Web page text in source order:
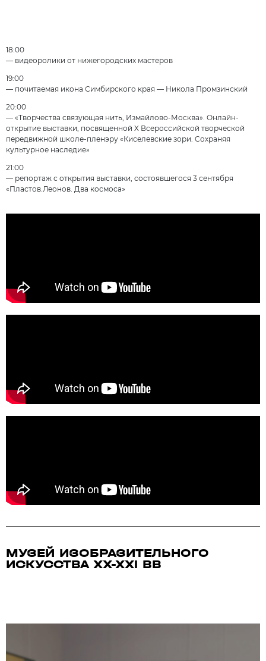
18:00
— видеоролики от нижегородских мастеров
19:00
— почитаемая икона Симбирского края — Никола Промзинский
20:00
— «Творчества связующая нить, Измайлово-Москва». Онлайн-
открытие выставки, посвященной X Всероссийской творческой
передвижной школе-пленэру «Киселевские зори. Cохраняя
культурное наследие»
21:00
— репортаж с открытия выставки, состоявшегося 3 сентября
«Пластов.Леонов. Два космоса»
МУЗЕЙ ИЗОБРАЗИТЕЛЬНОГО
ИСКУССТВА XX-XXI ВВ